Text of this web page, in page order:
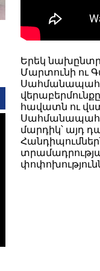
Երեկ
Մարտունի ու
Սահմանապահ
հավատն ու
Սահմանապահ
մարդիկ՝ այդ